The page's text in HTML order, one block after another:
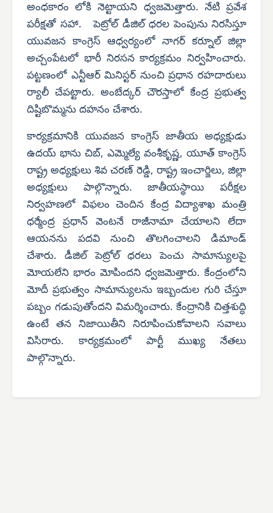
అంధకారం లోకి నెట్టాయని ధ్వజమెత్తారు. నేటి ప్రవేశ
పరీక్షతో సహా. పెట్రోల్ డీజిల్ ధరల పెంపును నిరసిస్తూ
యువజన కాంగ్రెస్ ఆధ్వర్యంలో నాగర్ కర్నూల్ జిల్లా
అచ్చంపేటలో భారీ నిరసన కార్యక్రమం నిర్వహించారు.
పట్టణంలో ఎన్టీఆర్ మినిస్టర్ నుంచి ప్రధాన రహదారులు
ర్యాలీ చేపట్టారు. అంబేద్కర్ చౌరస్తాలో కేంద్ర ప్రభుత్వ
దిష్టిబొమ్మను దహనం చేశారు.
కార్యక్రమానికి యువజన కాంగ్రెస్ జాతీయ అధ్యక్షుడు
ఉదయ్ భాను చిబ్, ఎమ్మెల్యే వంశీకృష్ణ, యూత్ కాంగ్రెస్
రాష్ట్ర అధ్యక్షులు శివ చరణ్ రెడ్డి, రాష్ట్ర ఇంచార్జిలు, జిల్లా
అధ్యక్షులు పాల్గొన్నారు. జాతీయస్థాయి పరీక్షల
నిర్వహణలో విఫలం చెందిన కేంద్ర విద్యాశాఖ మంత్రి
ధర్మేంద్ర ప్రధాన్ వెంటనే రాజీనామా చేయాలని లేదా
ఆయనను పదవి నుంచి తొలగించాలని డిమాండ్
చేశారు. డీజిల్ పెట్రోల్ ధరలు పెంచు సామాన్యులపై
మోయలేని భారం మోపిందని ధ్వజమెత్తారు. కేంద్రంలోని
మోదీ ప్రభుత్వం సామాన్యులను ఇబ్బందుల గురి చేస్తూ
పబ్బం గడుపుతోందని విమర్శించారు. కేంద్రానికి చిత్తశుద్ధి
ఉంటే తన నిజాయితీని నిరూపించుకోవాలని సవాలు
విసిరారు. కార్యక్రమంలో పార్టీ ముఖ్య నేతలు
పాల్గొన్నారు.